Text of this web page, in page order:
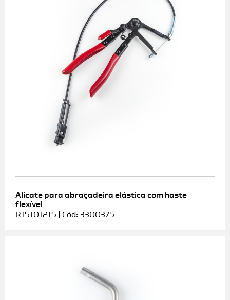
Alicate para abraçadeira elástica com haste
flexível
R15101215 | Cód: 3300375